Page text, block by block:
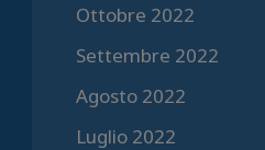
Ottobre 2022
Settembre 2022
Agosto 2022
Luglio 2022